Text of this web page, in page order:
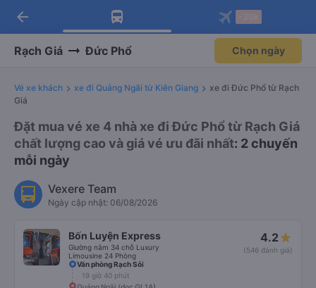
Tải app Vexere ngay!
Nhận ưu đãi thành viên độc
Mở app
Tải app Vexere
-30k/ghế khi đặt vé máy bay qua
Mở app
arrow_back
Rạch Giá Đức Phổ Chọn ngày
Vé xe khách xe đi Quảng Ngãi từ Kiên Giang
xe đi Đức Phổ từ Rạch
Giá
Đặt mua vé xe 4 nhà xe đi Đức Phổ từ Rạch Giá
chất lượng cao và giá vé ưu đãi nhất: 2 chuyến
mỗi ngày
Vexere Team
Ngày cập nhật: 06/08/2026
Bốn Luyện Express
Giường nằm 34 chỗ Luxury
Limousine 24 Phòng
4.2
(546 đánh giá)
Văn phòng Rạch Sỏi
19 giờ 40 phút